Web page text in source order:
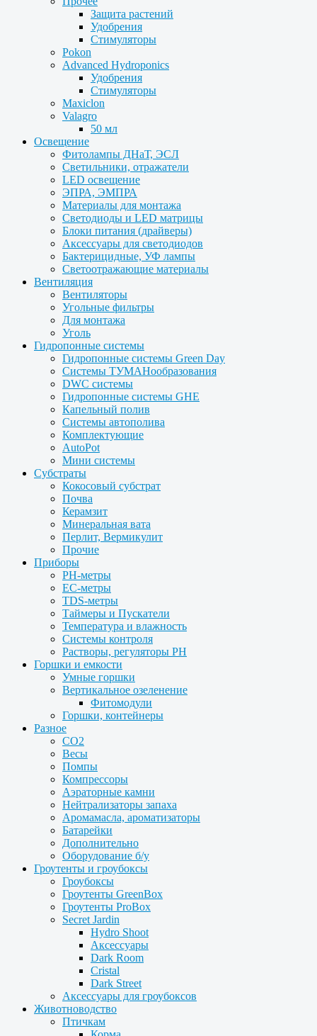
Защита растений
Удобрения
Стимуляторы
Pokon
Advanced Hydroponics
Удобрения
Стимуляторы
Maxiclon
Valagro
50 мл
Освещение
Фитолампы ДНаТ, ЭСЛ
Светильники, отражатели
LED освещение
ЭПРА, ЭМПРА
Материалы для монтажа
Светодиоды и LED матрицы
Блоки питания (драйверы)
Аксессуары для светодиодов
Бактерицидные, УФ лампы
Светоотражающие материалы
Вентиляция
Вентиляторы
Угольные фильтры
Для монтажа
Уголь
Гидропонные системы
Гидропонные системы Green Day
Системы ТУМАНообразования
DWC системы
Гидропонные системы GHE
Капельный полив
Системы автополива
Комплектующие
AutoPot
Мини системы
Субстраты
Кокосовый субстрат
Почва
Керамзит
Минеральная вата
Перлит, Вермикулит
Прочие
Приборы
PH-метры
EC-метры
TDS-метры
Таймеры и Пускатели
Температура и влажность
Системы контроля
Растворы, регуляторы PH
Горшки и емкости
Умные горшки
Вертикальное озеленение
Фитомодули
Горшки, контейнеры
Разное
CO2
Весы
Помпы
Компрессоры
Аэраторные камни
Нейтрализаторы запаха
Аромамасла, ароматизаторы
Батарейки
Дополнительно
Оборудование б/у
Гроутенты и гроубоксы
Гроубоксы
Гроутенты GreenBox
Гроутенты ProBox
Secret Jardin
Hydro Shoot
Аксессуары
Dark Room
Cristal
Dark Street
Аксессуары для гроубоксов
Животноводство
Птичкам